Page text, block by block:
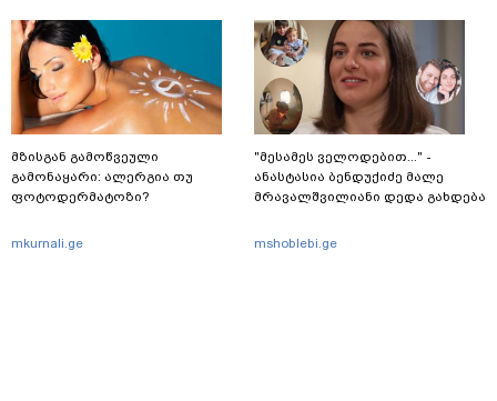
მზისგან გამოწვეული
გამონაყარი: ალერგია თუ
ფოტოდერმატოზი?
mkurnali.ge
"მესამეს ველოდებით..." -
ანასტასია ბენდუქიძე მალე
მრავალშვილიანი დედა გახდება
mshoblebi.ge